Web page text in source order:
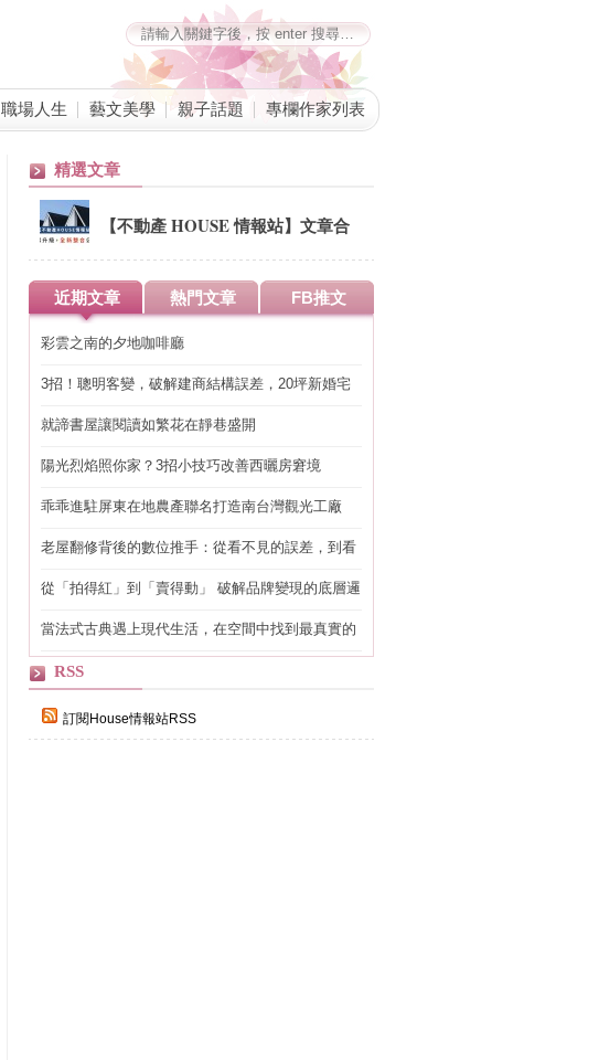
職場人生 藝文美學 親子話題 專欄作家列表
精選文章
【不動產 HOUSE 情報站】文章合
併公告
近期文章 熱門文章 FB推文
彩雲之南的夕地咖啡廳
3招！聰明客變，破解建商結構誤差，20坪新婚宅
就諦書屋讓閱讀如繁花在靜巷盛開
陽光烈焰照你家？3招小技巧改善西曬房窘境
乖乖進駐屏東在地農產聯名打造南台灣觀光工廠
老屋翻修背後的數位推手：從看不見的誤差，到看
從「拍得紅」到「賣得動」 破解品牌變現的底層邏
當法式古典遇上現代生活，在空間中找到最真實的
RSS
訂閱House情報站RSS